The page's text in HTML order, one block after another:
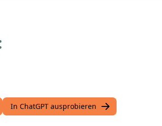
In ChatGPT ausprobieren